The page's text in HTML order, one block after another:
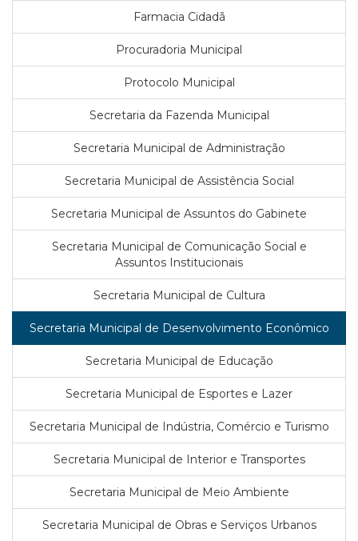
Farmacia Cidadã
Procuradoria Municipal
Protocolo Municipal
Secretaria da Fazenda Municipal
Secretaria Municipal de Administração
Secretaria Municipal de Assistência Social
Secretaria Municipal de Assuntos do Gabinete
Secretaria Municipal de Comunicação Social e
Assuntos Institucionais
Secretaria Municipal de Cultura
Secretaria Municipal de Desenvolvimento Econômico
Secretaria Municipal de Educação
Secretaria Municipal de Esportes e Lazer
Secretaria Municipal de Indústria, Comércio e Turismo
Secretaria Municipal de Interior e Transportes
Secretaria Municipal de Meio Ambiente
Secretaria Municipal de Obras e Serviços Urbanos